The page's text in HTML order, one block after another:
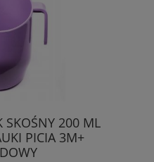
SKOŚNY 200 ML
PICIA 3M+